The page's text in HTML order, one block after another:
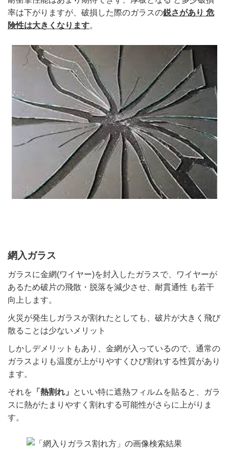
率は下がりますが、破損した際のガラスの鋭さがあり 危
険性は大きくなります。
網入ガラス
ガラスに金網(ワイヤー)を封入したガラスで、ワイヤーが
あるため破片の飛散・脱落を減少させ、耐貫通性 も若干
向上します。
火災が発生しガラスが割れたとしても、破片が大きく飛び
散ることは少ないメリット
しかしデメリットもあり、金網が入っているので、通常の
ガラスよりも温度が上がりやすくひび割れする性質があり
ます。
それを 「熱割れ」
といい特に遮熱フィルムを貼ると、ガラ
スに熱がたまりやすく割れする可能性がさらに上がりま
す。